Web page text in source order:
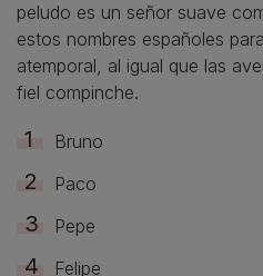
peludo es un señor suave
estos nombres españoles
atemporal, al igual que las
fiel compinche.
Bruno
Paco
Pepe
Felipe